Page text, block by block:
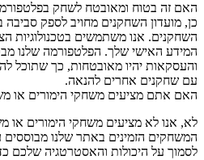
האם זה בטוח ומאובטח לשחק
כן, מועדון השחקנים מחויב לספק
השחקנים. אנו משתמשים בטכנולוגיות
המידע האישי שלך. הפלטפורמה שלנו
והעסקאות יהיו מאובטחות, כך שתוכל
עם שחקנים אחרים להנאה.
האם אתם מציעים משחקי הימורים או
לא, אנו לא מציעים משחקי הימורים או
המשחקים הזמינים באתר שלנו מבוססים
לסמוך על היכולות והאסטרטגיה שלכם